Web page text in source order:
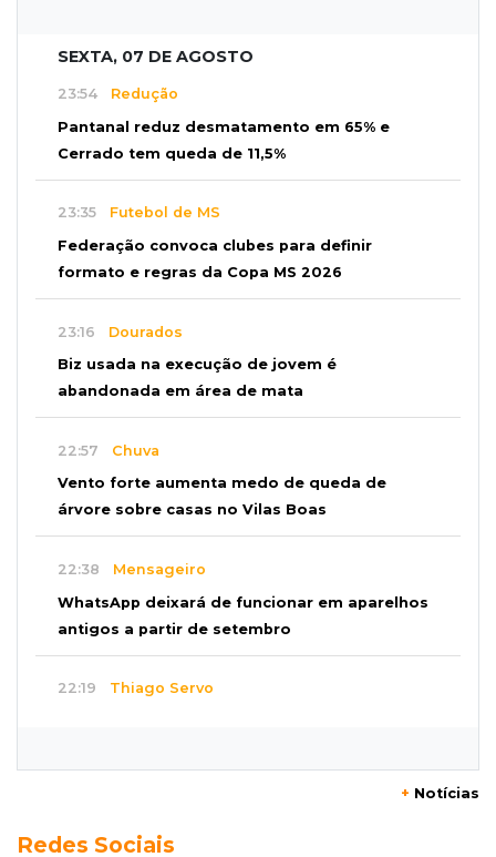
SEXTA, 07 DE AGOSTO
23:54 Redução
Pantanal reduz desmatamento em 65% e
Cerrado tem queda de 11,5%
23:35 Futebol de MS
Federação convoca clubes para definir
formato e regras da Copa MS 2026
23:16 Dourados
Biz usada na execução de jovem é
abandonada em área de mata
22:57 Chuva
Vento forte aumenta medo de queda de
árvore sobre casas no Vilas Boas
22:38 Mensageiro
WhatsApp deixará de funcionar em aparelhos
antigos a partir de setembro
22:19 Thiago Servo
Semana vai começar com 909 novas
+ Notícias
Redes Sociais